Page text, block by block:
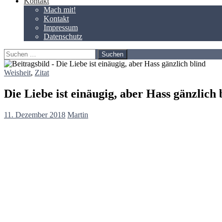
Mach mit!
Kontakt
Impressum
Datenschutz
Suchen
nach:
Weisheit, Zitat
Die Liebe ist einäugig, aber Hass gänzlich
11. Dezember 2018 Martin